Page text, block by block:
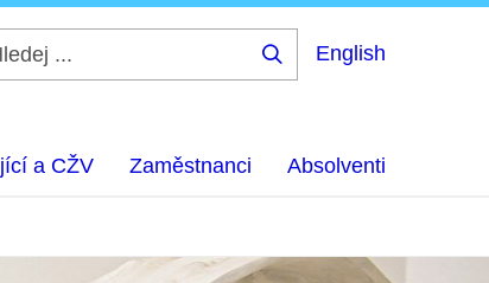
English
a CŽV Zaměstnanci Absolventi